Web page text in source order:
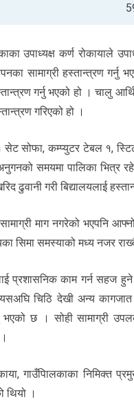
उपाध्यक्ष कर्ण रोकायाले
सामाग्री हस्तान्त्रण
गर्नु भएको हो । चालु
गरिएको हो ।
सेट सोफा, कम्प्युटर टेबल १,
समयमा पालिका भित्र
ढुवानी गरी बिद्यालयलाई
माग नगरेको भएपनि
सिमा समस्याको मध्य नजर
प्रशासनिक काम गर्न सहज
चिठि देखी अन्य
छ । सोही सामाग्री
गाउँपािलकाका
थियो ।